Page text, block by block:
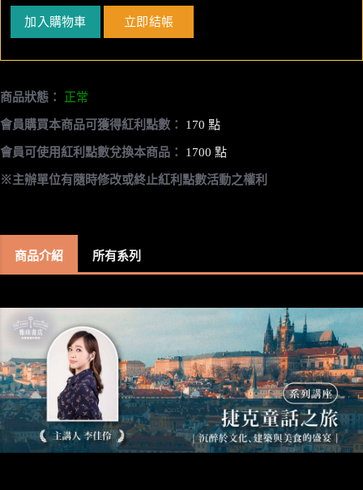
加入購物車 立即結帳
商品狀態： 正常
會員購買本商品可獲得紅利點數： 170 點
會員可使用紅利點數兌換本商品： 1700 點
※主辦單位有隨時修改或終止紅利點數活動之權利
商品介紹 所有系列